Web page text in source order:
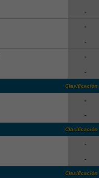
-
-
-
-
-
Clasificación
-
-
Clasificación
-
-
Clasificación